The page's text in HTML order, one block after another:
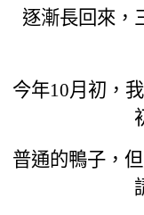
逐漸長回來，
今年10月初，
普通的鴨子，